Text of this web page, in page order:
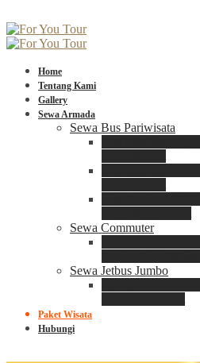
Home
Tentang Kami
Gallery
Sewa Armada
Sewa Bus Pariwisata
Sewa Commuter
Sewa Jetbus Jumbo
Paket Wisata
Hubungi